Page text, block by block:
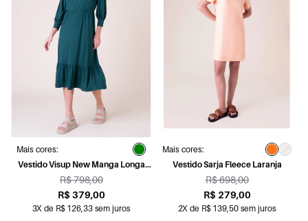
Mais cores:
Vestido Visup New Manga Longa
Verde Militar
R$ 798,00
R$ 379,00
3X de R$ 126,33 sem juros
Mais cores:
Vestido Sarja Fleece Laranja
R$ 698,00
R$ 279,00
2X de R$ 139,50 sem juros